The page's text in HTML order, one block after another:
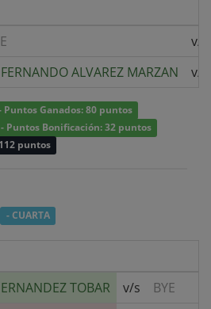
v/s
FERNANDO ALVAREZ MARZAN v/s
Puntos Ganados: 80 puntos
- Puntos Bonificación: 32 puntos
puntos
- CUARTA
TOBAR v/s
BYE